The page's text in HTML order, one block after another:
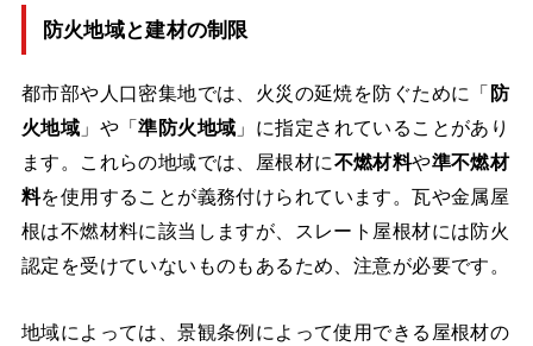
防火地域と建材の制限
都市部や人口密集地では、火災の延焼を防ぐために「防
火地域 」や「準防火地域 」に指定されていることがあり
ます。これらの地域では、屋根材に不燃材料や準不燃材
料を使用することが義務付けられています。瓦や金属屋
根は不燃材料に該当しますが、スレート屋根材には防火
認定を受けていないものもあるため、注意が必要です。
地域によっては、景観条例によって使用できる屋根材の